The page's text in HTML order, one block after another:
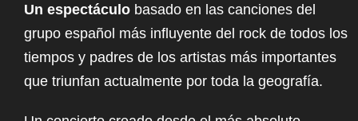
Un espectáculo basado en las canciones del
grupo español más influyente del rock de todos los
tiempos y padres de los artistas más importantes
que triunfan actualmente por toda la geografía.